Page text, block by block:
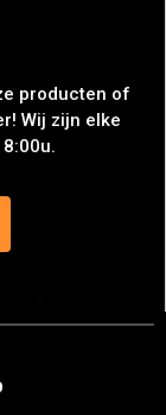
producten of
Wij zijn elke